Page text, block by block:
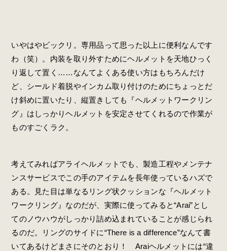
いやはやビックリ。専用品って思った以上に便利なんです
わ（笑）。内装を取り外すためにヘルメットを天地ひっく
り返して置く……なんてよくある使い方はもちろんだけ
ど、シールド着脱やインカム取り付けのためにちょっとだ
け斜めに置いたり、縦置きしても『ヘルメットワークリン
グ』はしっかりヘルメットを安定させてくれるので作業が
ものすごくラク。
考えてみればアライヘルメットでも、製造工程やメンテナ
ンスサービスでこの手のアイテムを長年使っているハズで
ある。見た目は単なるリング状クッションな『ヘルメット
ワークリング』なのだが、実際に使ってみると“Arai”とし
てのノウハウがしっかり詰め込まれていることが感じられ
るのだ。リングのサイドに“There is a difference”なんて書
いてあるけどまさにそのとおり！ Araiヘルメットには“違